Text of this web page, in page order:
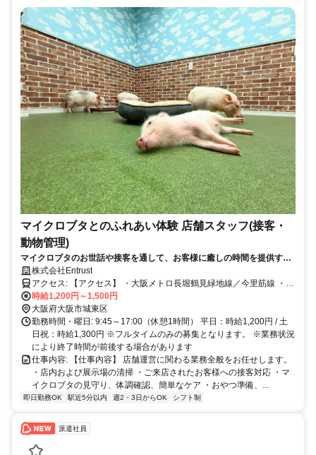
マイクロブタとのふれあい体験 店舗スタッフ(接客・
動物管理)
マイクロブタのお世話や接客を通して、お客様に癒しの時間を提供する
お仕事です♪
株式会社Entrust
アクセス: 【アクセス】 ・大阪メトロ長堀鶴見緑地線／今里筋線 ・
「蒲生四丁目駅」より徒歩約4分 ・自転車通勤可 ※駅から近く、通勤
しやすい立地です
時給1,200円～1,500円
大阪府大阪市城東区
勤務時間・曜日: 9:45～17:00（休憩1時間） 平日：時給1,200円 / 土
日祝：時給1,300円 ※フルタイムのみの募集となります。 ※業務状況
により終了時間が前後する場合があります
仕事内容: 【仕事内容】 店舗運営に関わる業務全般をお任せします。
・店内および展示場の清掃 ・ご来店されたお客様への接客対応 ・マ
イクロブタの見守り、体調確認、簡単なケア ・おやつ準備、...
即日勤務OK 駅近5分以内 週2・3日からOK シフト制
派遣社員